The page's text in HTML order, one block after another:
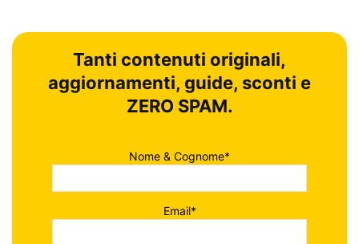
Tanti contenuti originali,
aggiornamenti, guide, sconti e
ZERO SPAM.
Nome & Cognome*
Email*